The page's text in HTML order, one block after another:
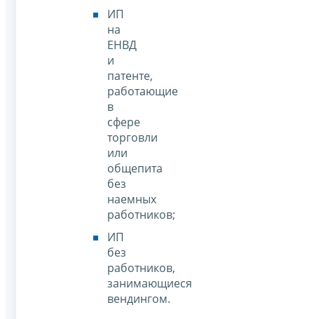
ИП
на
ЕНВД
и
патенте,
работающие
в
сфере
торговли
или
общепита
без
наемных
работников;
ИП
без
работников,
занимающиеся
вендингом.